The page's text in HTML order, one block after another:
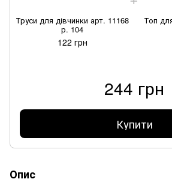
Труси для дівчинки арт. 11168
р. 104
122 грн
Топ
244 грн
Купити
Опис